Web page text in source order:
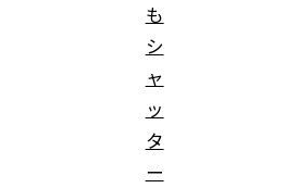
も
シ
ャ
ッ
タ
ー